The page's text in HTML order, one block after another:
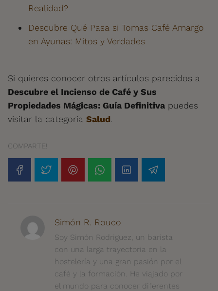
Realidad?
Descubre Qué Pasa si Tomas Café Amargo
en Ayunas: Mitos y Verdades
Si quieres conocer otros artículos parecidos a
Descubre el Incienso de Café y Sus
Propiedades Mágicas: Guía Definitiva puedes
visitar la categoría Salud.
COMPARTE!
Simón R. Rouco
Soy Simón Rodriguez, un barista
con una larga trayectoria en la
hostelería y una gran pasión por el
café y la formación. He viajado por
el mundo para conocer diferentes